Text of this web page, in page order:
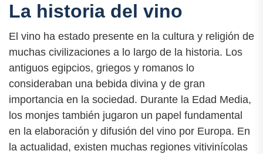
La historia del vino
El vino ha estado presente en la cultura y religión de
muchas civilizaciones a lo largo de la historia. Los
antiguos egipcios, griegos y romanos lo
consideraban una bebida divina y de gran
importancia en la sociedad. Durante la Edad Media,
los monjes también jugaron un papel fundamental
en la elaboración y difusión del vino por Europa. En
la actualidad, existen muchas regiones vitivinícolas